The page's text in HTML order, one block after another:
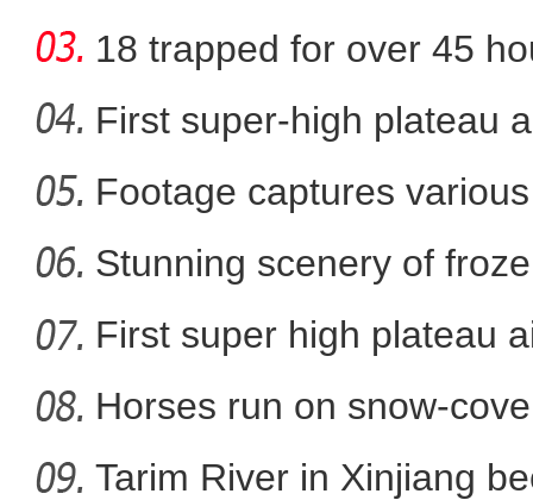
新疆乌伦古湖上演
cotton
18 trapped for over 45
gold
First super-high plateau
Footage captures
in
Stunning scenery of
First super high plateau
Horses run on snow-
Tarim River in Xinjiang